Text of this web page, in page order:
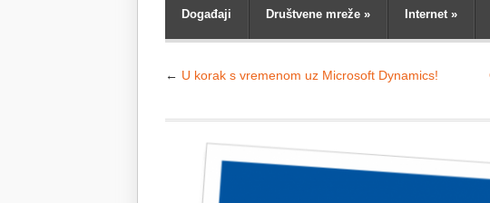
Događaji Društvene mreže » Internet»
← U korak s vremenom uz Microsoft Dynamics!